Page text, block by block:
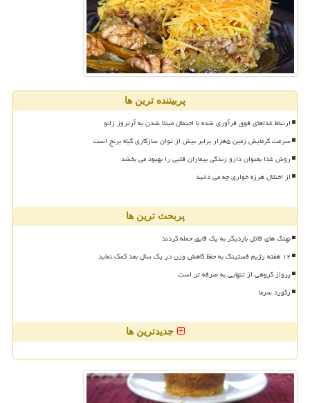
پربیننده ترین ها
ارتباط غذاهای فوق فرآوری شده با احتمال مبتلا شدن به آرتروز زانو
سرعت گرمایش زمین ۵هزار برابر بیش از توان سازگاری گیاه برنج است
روش غذا بعنوان دارو زندگی بیماران قلبی را بهبود می بخشد
از اختلال هرزه خواری چه می دانید
پربحث ترین ها
نهنگ های قاتل باردیگر به یک قایق حمله کردند
۱۲ هفته رژیم فستینگ به حفظ کاهش وزن در یک سال بعد کمک نماید
پرواز گروهی از تنهایی به صرفه تر است
رکورد سرما
جدیدترین ها